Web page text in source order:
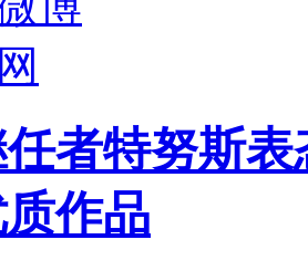
者特努斯
作品